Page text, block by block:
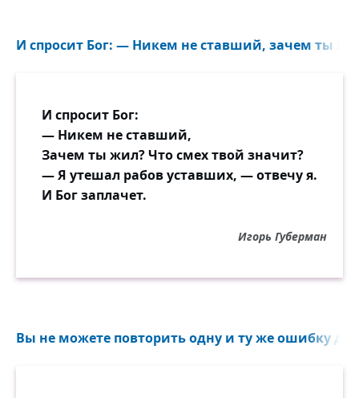
И спросит Бог: — Никем не ставший, зачем ты
И спросит Бог:
— Никем не ставший,
Зачем ты жил? Что смех твой значит?
— Я утешал рабов уставших, — отвечу я.
И Бог заплачет.
Игорь Губерман
Вы не можете повторить одну и ту же ошибку